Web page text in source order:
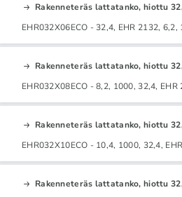
Rakenneteräs lattatanko, hiottu
EHR032X06ECO - 32,4, EHR 2132, 6,2,
Rakenneteräs lattatanko, hiottu
EHR032X08ECO - 8,2, 1000, 32,4, EHR
Rakenneteräs lattatanko, hiottu
EHR032X10ECO - 10,4, 1000, 32,4,
Rakenneteräs lattatanko, hiottu